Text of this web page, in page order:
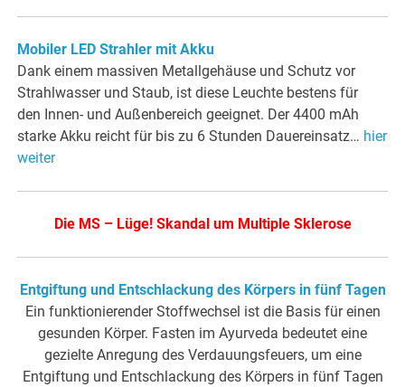
Mobiler LED Strahler mit Akku
Dank einem massiven Metallgehäuse und Schutz vor
Strahlwasser und Staub, ist diese Leuchte bestens für
den Innen- und Außenbereich geeignet. Der 4400 mAh
starke Akku reicht für bis zu 6 Stunden Dauereinsatz… hier
weiter
Die MS – Lüge! Skandal um Multiple Sklerose
Entgiftung und Entschlackung des Körpers in fünf Tagen
Ein funktionierender Stoffwechsel ist die Basis für einen
gesunden Körper. Fasten im Ayurveda bedeutet eine
gezielte Anregung des Verdauungsfeuers, um eine
Entgiftung und Entschlackung des Körpers in fünf Tagen